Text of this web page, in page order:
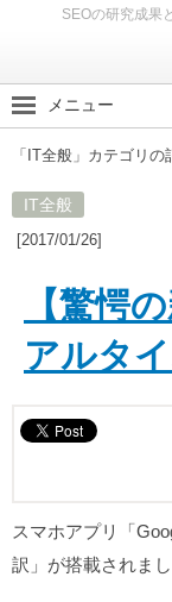
SEOの研究成果
メニュー
SEO実験
SEOノウハウ
スマホ・モバイ
SEO Packサイト
「IT全般」カテゴリの
IT全般
[2017/01/26]
【驚愕
アルタ
スマホアプリ「
訳」が搭載されまし